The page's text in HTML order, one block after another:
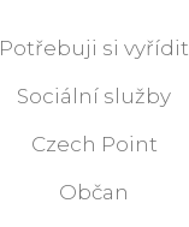
Potřebuji si vyřídit
Sociální služby
Czech Point
Občan